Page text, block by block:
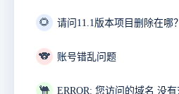
🌻 请问11.1版本项目删除在哪？
🐨 账号错乱问题
🐫